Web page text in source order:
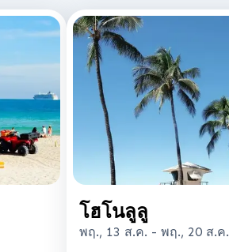
โฮโนลูลู
พฤ., 13 ส.ค. - พฤ., 20 ส.ค.